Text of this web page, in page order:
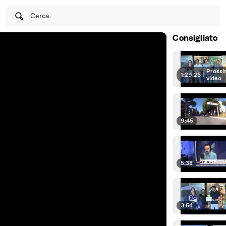
Cerca
Consigliato
1:29:25 | video
9:45
5:38
3:54